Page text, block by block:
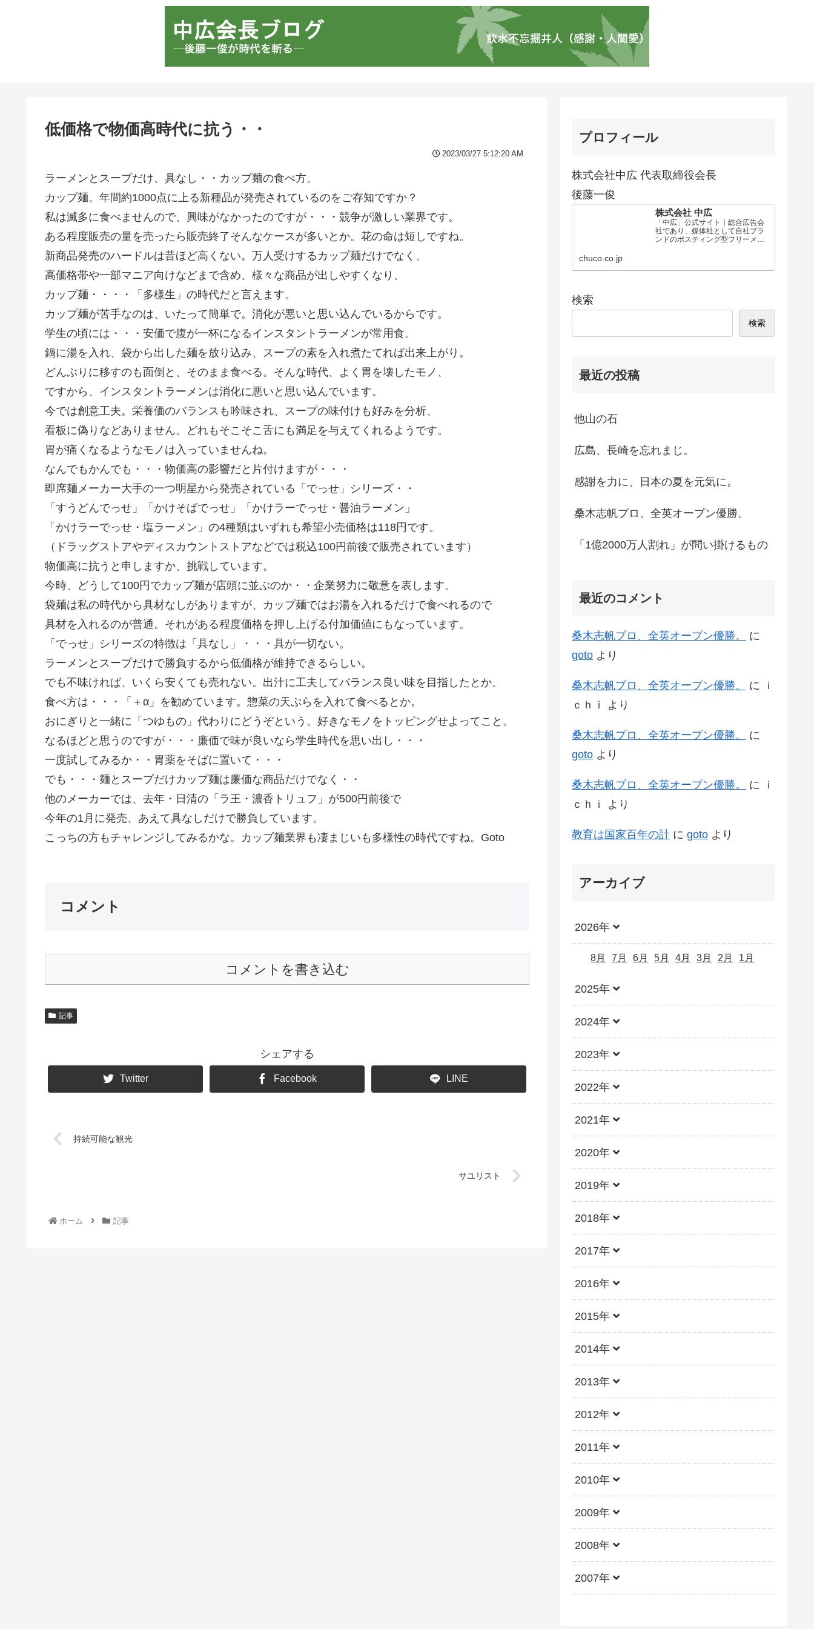
低価格で物価高時代に抗う・・
2023/03/27 5:12:20 AM
ラーメンとスープだけ、具なし・・カップ麺の食べ方。
カップ麺。年間約1000点に上る新種品が発売されているのをご存知ですか？
私は滅多に食べませんので、興味がなかったのですが・・・競争が激しい業界です。
ある程度販売の量を売ったら販売終了そんなケースが多いとか。花の命は短しですね。
新商品発売のハードルは昔ほど高くない。万人受けするカップ麺だけでなく、
高価格帯や一部マニア向けなどまで含め、様々な商品が出しやすくなり、
カップ麺・・・・「多様生」の時代だと言えます。
カップ麺が苦手なのは、いたって簡単で。消化が悪いと思い込んでいるからです。
学生の頃には・・・安価で腹が一杯になるインスタントラーメンが常用食。
鍋に湯を入れ、袋から出した麺を放り込み、スープの素を入れ煮たてれば出来上がり。
どんぶりに移すのも面倒と、そのまま食べる。そんな時代、よく胃を壊したモノ、
ですから、インスタントラーメンは消化に悪いと思い込んでいます。
今では創意工夫。栄養価のバランスも吟味され、スープの味付けも好みを分析、
看板に偽りなどありません。どれもそこそこ舌にも満足を与えてくれるようです。
胃が痛くなるようなモノは入っていませんね。
なんでもかんでも・・・物価高の影響だと片付けますが・・・
即席麺メーカー大手の一つ明星から発売されている「でっせ」シリーズ・・
「すうどんでっせ」「かけそばでっせ」「かけラーでっせ・醤油ラーメン」
「かけラーでっせ・塩ラーメン」の4種類はいずれも希望小売価格は118円です。
（ドラッグストアやディスカウントストアなどでは税込100円前後で販売されています）
物価高に抗うと申しますか、挑戦しています。
今時、どうして100円でカップ麺が店頭に並ぶのか・・企業努力に敬意を表します。
袋麺は私の時代から具材なしがありますが、カップ麺ではお湯を入れるだけで食べれるので
具材を入れるのが普通。それがある程度価格を押し上げる付加価値にもなっています。
「でっせ」シリーズの特徴は「具なし」・・・具が一切ない。
ラーメンとスープだけで勝負するから低価格が維持できるらしい。
でも不味ければ、いくら安くても売れない。出汁に工夫してバランス良い味を目指したとか。
食べ方は・・・「＋α」を勧めています。惣菜の天ぷらを入れて食べるとか。
おにぎりと一緒に「つゆもの」代わりにどうぞという。好きなモノをトッピングせよってこと。
なるほどと思うのですが・・・廉価で味が良いなら学生時代を思い出し・・・
一度試してみるか・・胃薬をそばに置いて・・・
でも・・・麺とスープだけカップ麺は廉価な商品だけでなく・・
他のメーカーでは、去年・日清の「ラ王・濃香トリュフ」が500円前後で
今年の1月に発売、あえて具なしだけで勝負しています。
こっちの方もチャレンジしてみるかな。カップ麺業界も凄まじいも多様性の時代ですね。Goto
コメント
コメントを書き込む
記事
シェアする
Twitter Facebook LINE
持続可能な観光
サユリスト
ホーム 記事
プロフィール
株式会社中広 代表取締役会長
後藤一俊
株式会社 中広
「中広」公式サイト｜総合広告会
社であり、媒体社として自社ブラ
ンドのポスティング型フリーメデ
chuco.co.jp
検索
検索
最近の投稿
他山の石
広島、長崎を忘れまじ。
感謝を力に、日本の夏を元気に。
桑木志帆プロ、全英オープン優勝。
「1億2000万人割れ」が問い掛けるもの
最近のコメント
桑木志帆プロ、全英オープン優勝。
に
goto より
桑木志帆プロ、全英オープン優勝。 に
ｉ
ｃｈｉ
より
桑木志帆プロ、全英オープン優勝。
に
goto より
桑木志帆プロ、全英オープン優勝。 に
ｉ
ｃｈｉ
より
教育は国家百年の計 に goto より
アーカイブ
2026年
8月 7月 6月 5月 4月 3月 2月 1月
2025年
2024年
2023年
2022年
2021年
2020年
2019年
2018年
2017年
2016年
2015年
2014年
2013年
2012年
2011年
2010年
2009年
2008年
2007年